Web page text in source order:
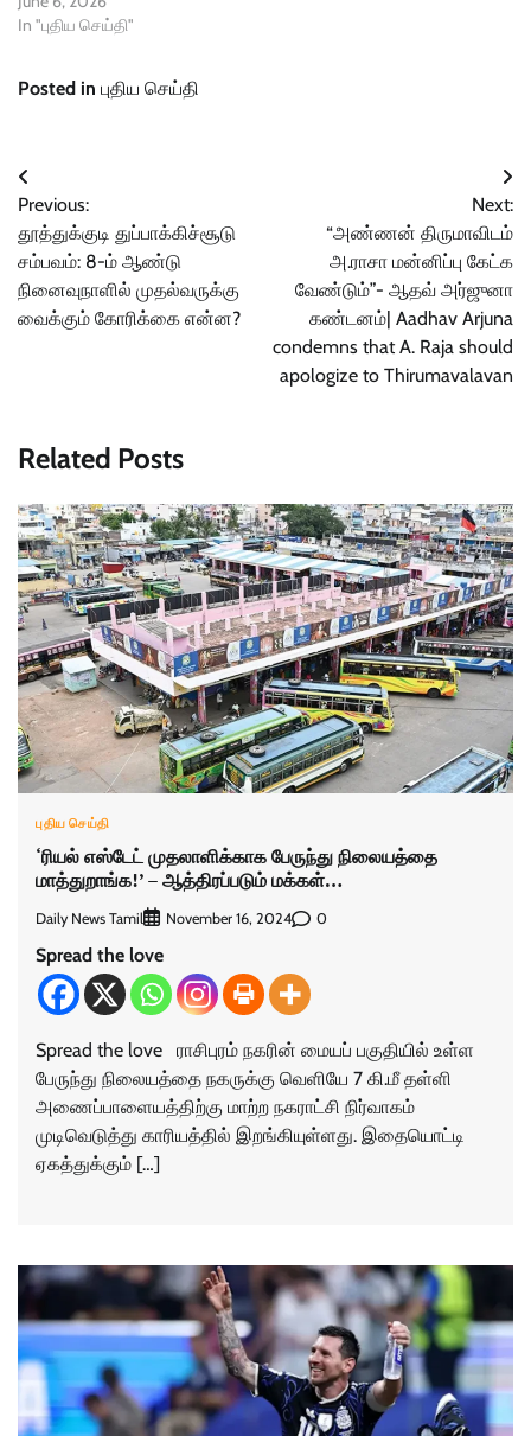
In "புதிய செய்தி"
Posted in புதிய செய்தி
Post
navigation
Previous:
தூத்துக்குடி துப்பாக்கிச்சூடு
சம்பவம்: 8-ம் ஆண்டு
நினைவுநாளில் முதல்வருக்கு
வைக்கும் கோரிக்கை என்ன?
Next:
“அண்ணன் திருமாவிடம்
அ.ராசா மன்னிப்பு கேட்க
வேண்டும்”- ஆதவ் அர்ஜுனா
கண்டனம்| Aadhav Arjuna
condemns that A. Raja should
apologize to Thirumavalavan
Related Posts
புதிய செய்தி
‘ரியல் எஸ்டேட் முதலாளிக்காக பேருந்து நிலையத்தை
மாத்துறாங்க!’ – ஆத்திரப்படும் மக்கள்…
Daily News Tamil November 16, 2024 0
Spread the love
Spread the love ராசிபுரம் நகரின் மையப் பகுதியில் உள்ள
பேருந்து நிலையத்தை நகருக்கு வெளியே 7 கி.மீ தள்ளி
அணைப்பாளையத்திற்கு மாற்ற நகராட்சி நிர்வாகம்
முடிவெடுத்து காரியத்தில் இறங்கியுள்ளது. இதையொட்டி
ஏகத்துக்கும் […]